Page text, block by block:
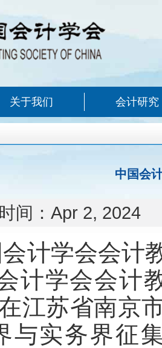
关于我们 会计研究
中国会
间： Apr 2, 2024
计学会会计
计学会会计
江苏省南京
与实务界征